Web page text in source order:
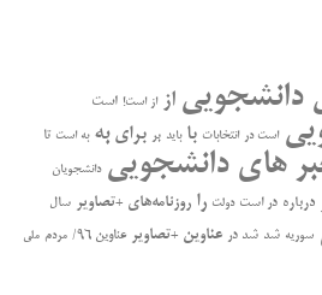
از از است! است
است در انتخابات با باید بر برای به به است تا
های دانشجویی دانشجویان
در ﺍﺳﺖ دولت را روزنامه‌های +تصاویر سال
شد شد در عناوین +تصاویر عناوین ۹۶/ مردم ملی